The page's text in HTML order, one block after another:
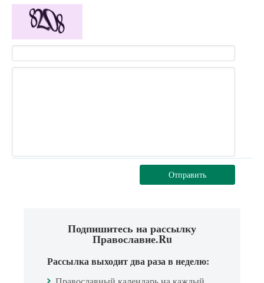
Отправить
Подпишитесь на рассылку
Православие.Ru
Рассылка выходит два раза в неделю: